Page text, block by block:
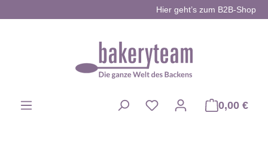
Hier geht’s zum B2B-Shop
0,00 €